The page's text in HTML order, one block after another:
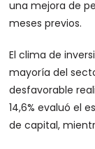
una mejora de
meses previos.
El clima de
mayoría del
desfavorable
14,6% evaluó el
de capital,